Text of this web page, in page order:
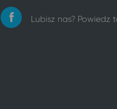
Lubisz nas? Powiedz